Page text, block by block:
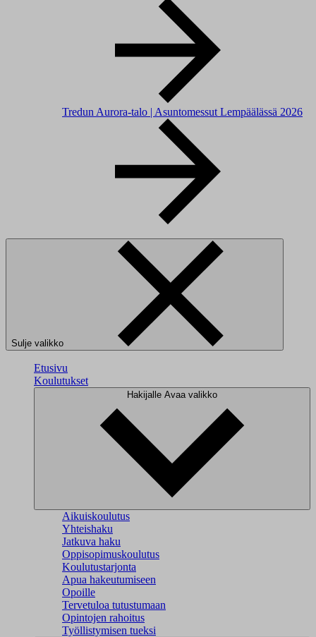
Tredun Aurora-talo | Asuntomessut Lempäälässä 2026
Sulje valikko
Etusivu
Koulutukset
Hakijalle Avaa valikko
Aikuiskoulutus
Yhteishaku
Jatkuva haku
Oppisopimuskoulutus
Koulutustarjonta
Apua hakeutumiseen
Opoille
Tervetuloa tutustumaan
Opintojen rahoitus
Työllistymisen tueksi